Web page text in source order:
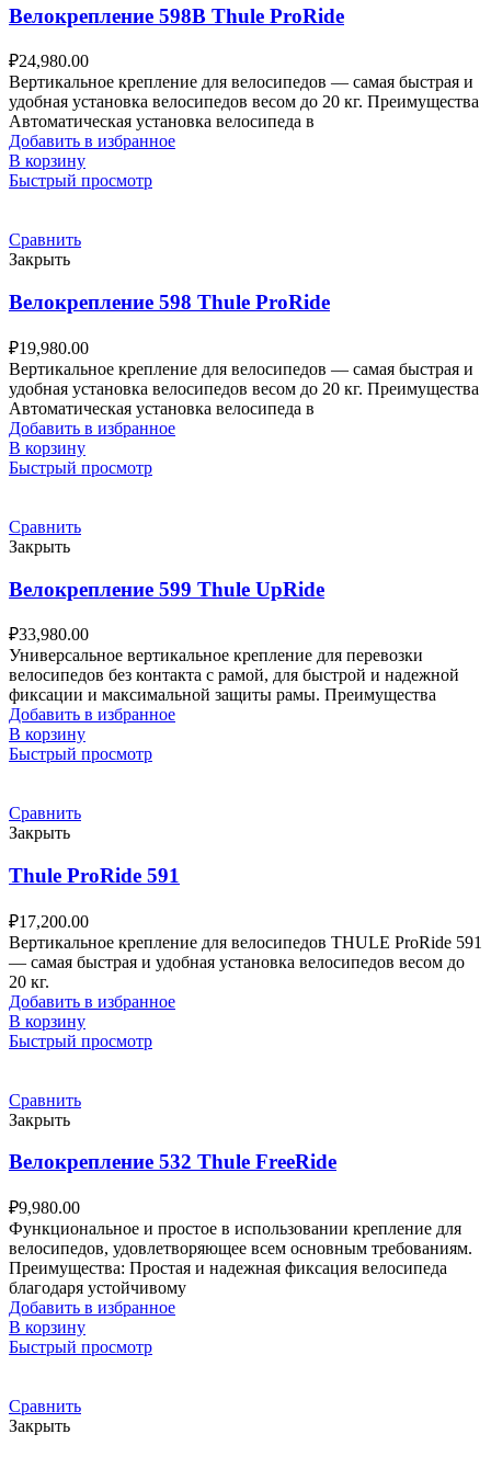
Велокрепление 598B Thule ProRide
₽24,980.00
Вертикальное крепление для велосипедов — самая быстрая и
удобная установка велосипедов весом до 20 кг. Преимущества
Автоматическая установка велосипеда в
Добавить в избранное
В корзину
Быстрый просмотр
Сравнить
Закрыть
Велокрепление 598 Thule ProRide
₽19,980.00
Вертикальное крепление для велосипедов — самая быстрая и
удобная установка велосипедов весом до 20 кг. Преимущества
Автоматическая установка велосипеда в
Добавить в избранное
В корзину
Быстрый просмотр
Сравнить
Закрыть
Велокрепление 599 Thule UpRide
₽33,980.00
Универсальное вертикальное крепление для перевозки
велосипедов без контакта с рамой, для быстрой и надежной
фиксации и максимальной защиты рамы. Преимущества
Добавить в избранное
В корзину
Быстрый просмотр
Сравнить
Закрыть
Thule ProRide 591
₽17,200.00
Вертикальное крепление для велосипедов THULE ProRide 591
— самая быстрая и удобная установка велосипедов весом до
20 кг.
Добавить в избранное
В корзину
Быстрый просмотр
Сравнить
Закрыть
Велокрепление 532 Thule FreeRide
₽9,980.00
Функциональное и простое в использовании крепление для
велосипедов, удовлетворяющее всем основным требованиям.
Преимущества: Простая и надежная фиксация велосипеда
благодаря устойчивому
Добавить в избранное
В корзину
Быстрый просмотр
Сравнить
Закрыть